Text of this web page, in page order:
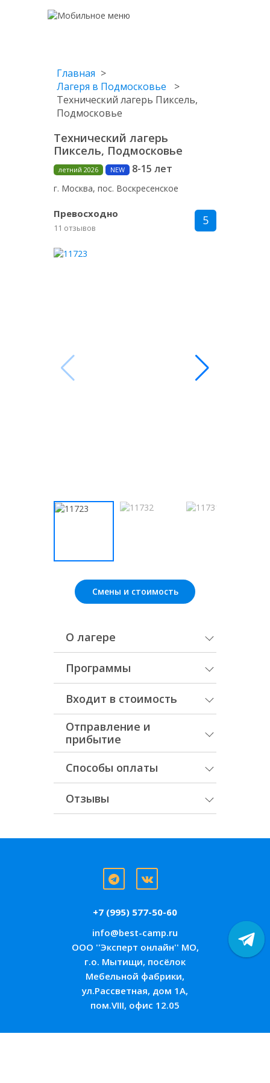
Главная
Лагеря в Подмосковье
Технический лагерь Пиксель,
Подмосковье
Технический лагерь
Пиксель, Подмосковье
летний 2026 NEW 8-15 лет
г. Москва, пос. Воскресенское
Превосходно
11 отзывов
5
Смены и стоимость
О лагере
Программы
Входит в стоимость
Отправление и
прибытие
Способы оплаты
Отзывы
+7 (995) 577-50-60
info@best-camp.ru
ООО ''Эксперт онлайн'' МО,
г.о. Мытищи, посёлок
Мебельной фабрики,
ул.Рассветная, дом 1А,
пом.VIII, офис 12.05